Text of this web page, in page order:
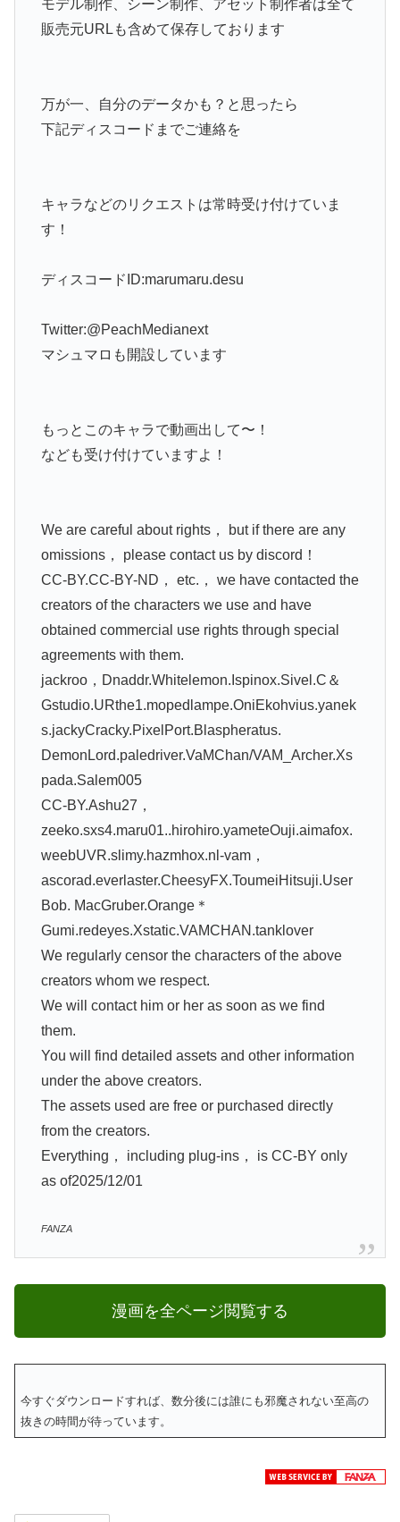
モデル制作、シーン制作、アセット制作者は全て
販売元URLも含めて保存しております
万が一、自分のデータかも？と思ったら
下記ディスコードまでご連絡を
キャラなどのリクエストは常時受け付けていま
す！
ディスコードID:marumaru.desu
Twitter:@PeachMedianext
マシュマロも開設しています
もっとこのキャラで動画出して〜！
なども受け付けていますよ！
We are careful about rights， but if there are any
omissions， please contact us by discord！
CC-BY.CC-BY-ND， etc.， we have contacted the
creators of the characters we use and have
obtained commercial use rights through special
agreements with them.
jackroo，Dnaddr.Whitelemon.Ispinox.Sivel.C＆
Gstudio.URthe1.mopedlampe.OniEkohvius.yanek
s.jackyCracky.PixelPort.Blaspheratus.
DemonLord.paledriver.VaMChan/VAM_Archer.Xs
pada.Salem005
CC-BY.Ashu27，
zeeko.sxs4.maru01..hirohiro.yameteOuji.aimafox.
weebUVR.slimy.hazmhox.nl-vam，
ascorad.everlaster.CheesyFX.ToumeiHitsuji.User
Bob. MacGruber.Orange＊
Gumi.redeyes.Xstatic.VAMCHAN.tanklover
We regularly censor the characters of the above
creators whom we respect.
We will contact him or her as soon as we find
them.
You will find detailed assets and other information
under the above creators.
The assets used are free or purchased directly
from the creators.
Everything， including plug-ins， is CC-BY only
as of2025/12/01
FANZA
漫画を全ページ閲覧する
今すぐダウンロードすれば、数分後には誰にも邪魔されない至高の
抜きの時間が待っています。